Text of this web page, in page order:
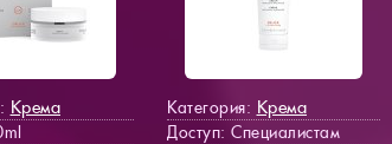
Крема Категория: Крема
Доступ: Специалистам